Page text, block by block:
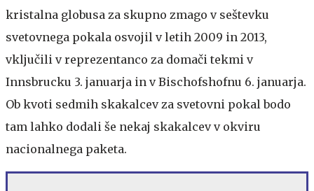
kristalna globusa za skupno zmago v seštevku
svetovnega pokala osvojil v letih 2009 in 2013,
vključili v reprezentanco za domači tekmi v
Innsbrucku 3. januarja in v Bischofshofnu 6. januarja.
Ob kvoti sedmih skakalcev za svetovni pokal bodo
tam lahko dodali še nekaj skakalcev v okviru
nacionalnega paketa.